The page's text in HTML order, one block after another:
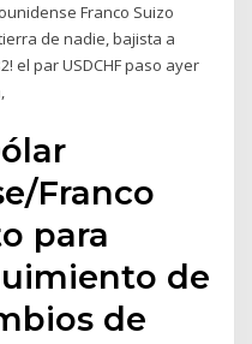
Franco Suizo
tierra de nadie, bajista a
el par USDCHF paso ayer
Franco
para
de
de